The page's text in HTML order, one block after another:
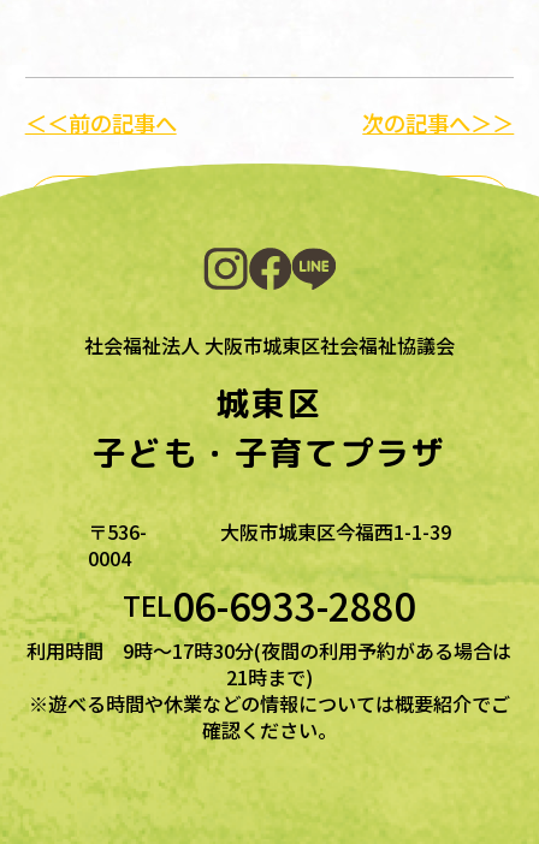
＜＜前の記事へ
一覧に戻る
次の記事へ＞＞
社会福祉法人 大阪市城東区社会福祉協議会
城東区
子ども・子育てプラザ
〒536-
0004
大阪市城東区今福西1-1-39
TEL06-6933-2880
利用時間 9時～17時30分(夜間の利用予約がある場合は
21時まで)
※遊べる時間や休業などの情報については概要紹介でご
確認ください。